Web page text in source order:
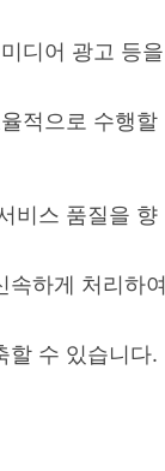
디어 광고 등을
적으로 수행할
비스 품질을 향
속하게 처리하여
할 수 있습니다.